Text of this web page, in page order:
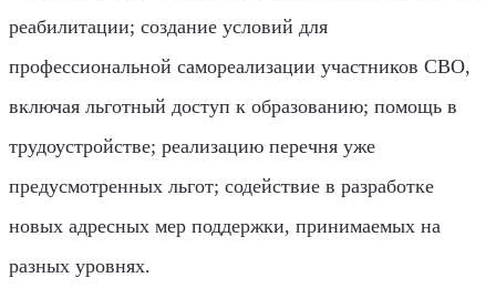
реабилитации; создание условий для
профессиональной самореализации участников СВО,
включая льготный доступ к образованию; помощь в
трудоустройстве; реализацию перечня уже
предусмотренных льгот; содействие в разработке
новых адресных мер поддержки, принимаемых на
разных уровнях.